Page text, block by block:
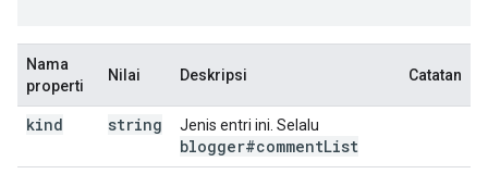
Nama
properti
Nilai Deskripsi Catatan
kind string Jenis entri ini. Selalu
blogger#commentList